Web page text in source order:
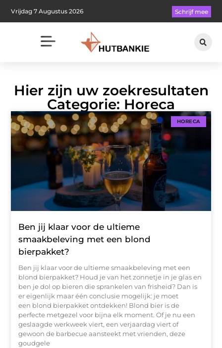
Vrijdag 7 Augustus 2026 Schrijf mee
Hier zijn uw zoekresultaten
Categorie: Horeca
HORECA
Ben jij klaar voor de ultieme
smaakbeleving met een blond
bierpakket?
Ben jij klaar voor de ultieme smaakbeleving met een
blond bierpakket? Houd je van het zonnetje in je glas en
ben je dol op bieren die sprankelen van frisheid? Dan is
er eigenlijk maar één conclusie mogelijk: je moet
een blond bierpakket ontdekken! Blond bier is de
perfecte metgezel voor bijna elk moment. Of je nu een
geslaagde werkweek viert, een verjaardag viert of
gewoon de barbecue aansteekt met vrienden, deze
goudgele